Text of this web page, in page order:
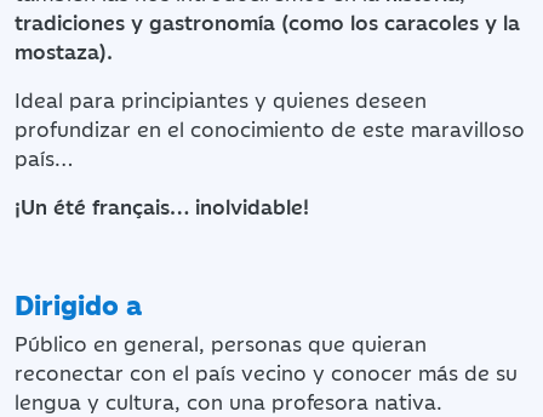
tradiciones y gastronomía (como los caracoles y la
mostaza).
Ideal para principiantes y quienes deseen
profundizar en el conocimiento de este maravilloso
país…
¡Un été français… inolvidable!
Dirigido a
Público en general, personas que quieran
reconectar con el país vecino y conocer más de su
lengua y cultura, con una profesora nativa.